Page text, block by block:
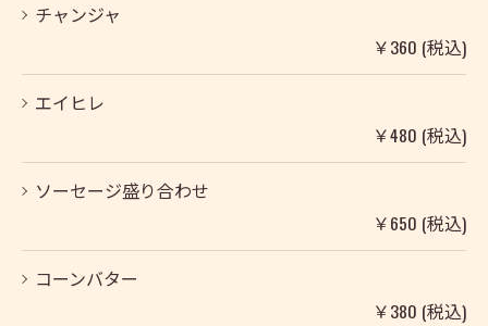
チャンジャ
￥360 (税込)
エイヒレ
￥480 (税込)
ソーセージ盛り合わせ
￥650 (税込)
コーンバター
￥380 (税込)